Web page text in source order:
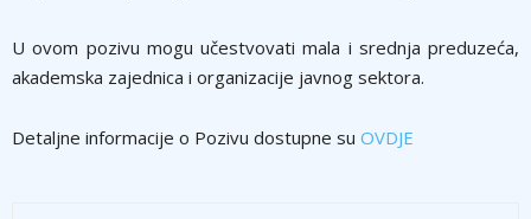
U ovom pozivu mogu učestvovati mala i srednja preduzeća,
akademska zajednica i organizacije javnog sektora.
Detaljne informacije o Pozivu dostupne su OVDJE